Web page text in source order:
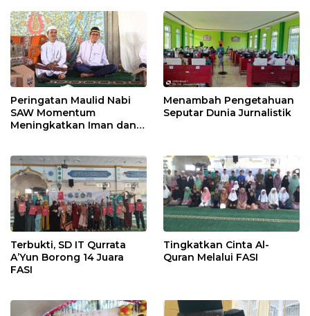
Peringatan Maulid Nabi
SAW Momentum
Meningkatkan Iman dan
Menambah Pengetahuan
Seputar Dunia Jurnalistik
Terbukti, SD IT Qurrata
A’Yun Borong 14 Juara
FASI
Tingkatkan Cinta Al-
Quran Melalui FASI